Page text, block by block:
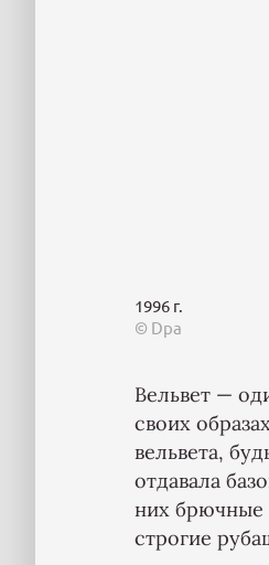
1996 г.
© Dpa
Вельвет —
своих
вельвета,
отдавала
них брючные
строгие